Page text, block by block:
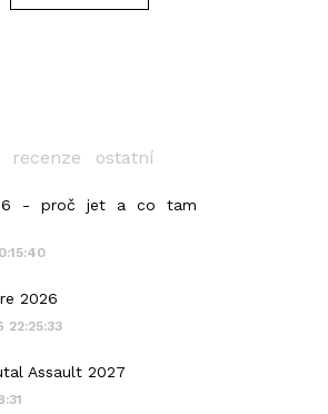
recenze ostatní
- proč jet a co tam
2026
22:25:33
Assault 2027